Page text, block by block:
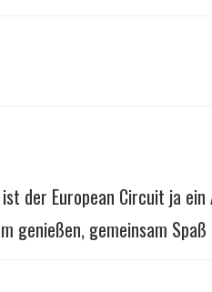
der European Circuit ja
genießen, gemeinsam Spaß